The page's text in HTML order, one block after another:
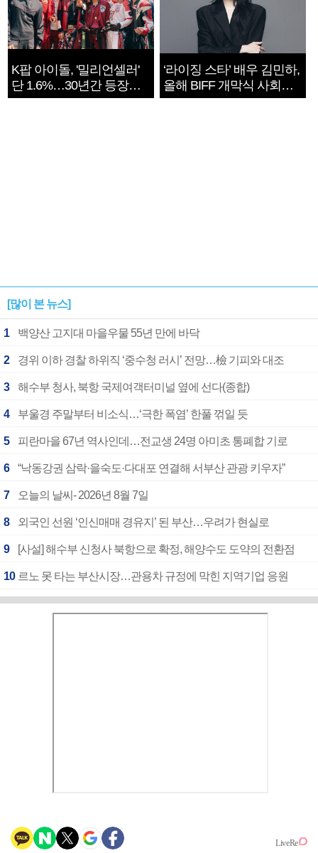
K팝 아이돌, '밀리언셀러'
단 1.6%…30년간 등장
1182개팀 전수조사
‘라이징 스타’ 배우 김민하,
올해 BIFF 개막식 사회자
확정
[많이 본 뉴스]
1 백양산 고지대 마을우물 55년 만에 바닥
2 경위 이하 경찰 하위직 ‘중수청 러시’ 전망…檢 기피와 대조
3 해수부 청사, 북항 국제여객터미널 옆에 선다(종합)
4 부울경 주말부터 비소식…‘극한 폭염’ 한풀 꺾일 듯
5 피란마을 67년 역사인데…전교생 24명 아미초 통폐합 기로
6 “낙동강권 삼락·을숙도·다대포 연결해 서부산 관광 키우자”
7 오늘의 날씨- 2026년 8월 7일
8 외국인 선원 ‘인신매매 경유지’ 된 부산…우려가 현실로
9 [사설] 해수부 신청사 북항으로 확정, 해양수도 도약의 전환점
10 르노 못 타는 부산시장…관용차 규정에 막힌 지역기업 응원